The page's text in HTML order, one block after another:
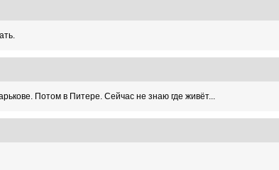
Потом в Питере. Сейчас не знаю где живёт...